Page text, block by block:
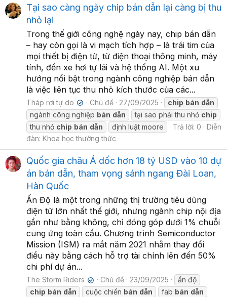
Tại sao càng ngày chip bán dẫn lại càng bị thu
nhỏ lại
Trong thế giới công nghệ ngày nay, chip bán dẫn
– hay còn gọi là vi mạch tích hợp – là trái tim của
mọi thiết bị điện tử, từ điện thoại thông minh, máy
tính, đến xe hơi tự lái và hệ thống AI. Một xu
hướng nổi bật trong ngành công nghiệp bán dẫn
là việc liên tục thu nhỏ kích thước của các...
Tháp rơi tự do ✔ Chủ đề 27/09/2025 chip bán dẫn
ngành công nghiệp bán dẫn tại sao phải thu nhỏ chip
thu nhỏ chip bán dẫn định luật moore Trả lời: 0
Diễn
đàn: Khoa học thường thức
Quốc gia châu Á dốc hơn 18 tỷ USD vào 10 dự
án bán dẫn, tham vọng sánh ngang Đài Loan,
Hàn Quốc
Ấn Độ là một trong những thị trường tiêu dùng
điện tử lớn nhất thế giới, nhưng ngành chip nội địa
gần như bằng không, chỉ đóng góp dưới 1% chuỗi
cung ứng toàn cầu. Chương trình Semiconductor
Mission (ISM) ra mắt năm 2021 nhằm thay đổi
điều này bằng cách hỗ trợ tài chính lên đến 50%
chi phí dự án...
The Storm Riders ✔ Chủ đề 23/09/2025
ấn độ
chip bán dẫn cuộc chiến bán dẫn fab bán dẫn